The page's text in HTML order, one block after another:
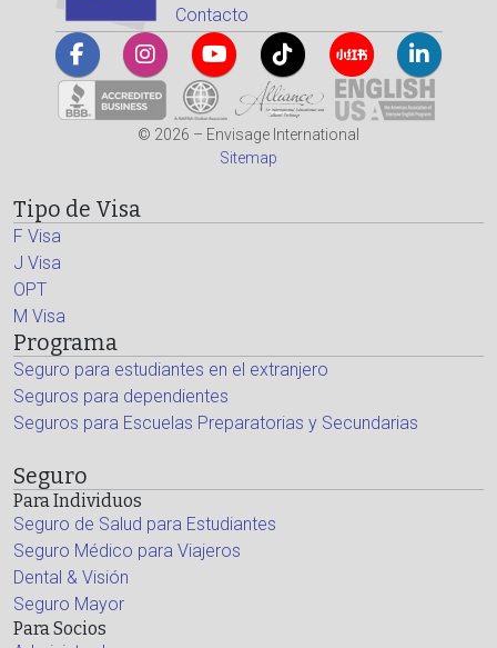
Contacto
© 2026 – Envisage International
Sitemap
Tipo de Visa
F Visa
J Visa
OPT
M Visa
Programa
Seguro para estudiantes en el extranjero
Seguros para dependientes
Seguros para Escuelas Preparatorias y Secundarias
Seguro
Para Individuos
Seguro de Salud para Estudiantes
Seguro Médico para Viajeros
Dental & Visión
Seguro Mayor
Para Socios